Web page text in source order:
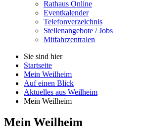
Rathaus Online
Eventkalender
Telefonverzeichnis
Stellenangebote / Jobs
Mitfahrzentralen
Sie sind hier
Startseite
Mein Weilheim
Auf einen Blick
Aktuelles aus Weilheim
Mein Weilheim
Mein Weilheim